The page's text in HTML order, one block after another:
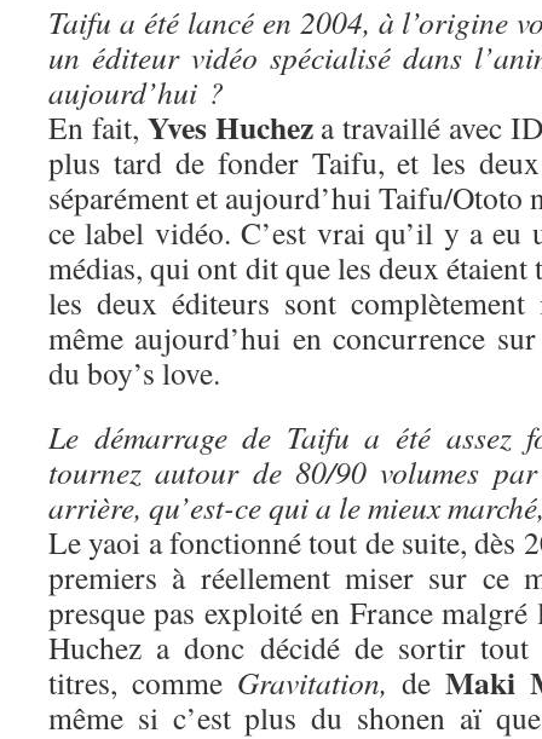
Taifu a été lancé en 2004, à l’origine
un éditeur vidéo spécialisé dans
aujourd’hui ?
En fait, Yves Hucheza travaillé avec
plus tard de fonder Taifu, et les
séparément et aujourd’hui Taifu/Ototo
ce label vidéo. C’est vrai qu’il y a eu
médias, qui ont dit que les deux
les deux éditeurs sont
même aujourd’hui en concurrence
du boy’s love.
Le démarrage de Taifu a été assez
tournez autour de 80/90 volumes
arrière, qu’est-ce qui a le mieux
Le yaoi a fonctionné tout de suite, dès
premiers à réellement miser sur ce
presque pas exploité en France
Huchez a donc décidé de sortir tout
titres, comme Gravitation, de Maki
même si c’est plus du shonen aï